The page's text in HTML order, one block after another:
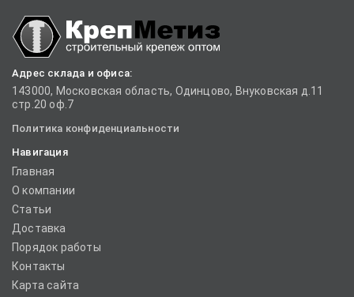
Адрес склада и офиса:
143000, Московская область, Одинцово, Внуковская д.11
стр.20 оф.7
Политика конфиденциальности
Навигация
Главная
О компании
Статьи
Доставка
Порядок работы
Контакты
Карта сайта